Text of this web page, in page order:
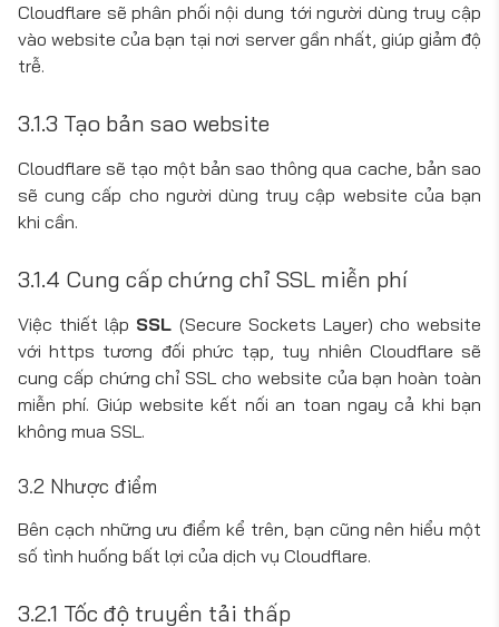
Cloudflare sẽ phân phối nội dung tới người dùng truy cập
vào website của bạn tại nơi server gần nhất, giúp giảm độ
trễ.
3.1.3 Tạo bản sao website
Cloudflare sẽ tạo một bản sao thông qua cache, bản sao
sẽ cung cấp cho người dùng truy cập website của bạn
khi cần.
3.1.4 Cung cấp chứng chỉ SSL miễn phí
Việc thiết lập SSL (Secure Sockets Layer) cho website
với https tương đối phức tạp, tuy nhiên Cloudflare sẽ
cung cấp chứng chỉ SSL cho website của bạn hoàn toàn
miễn phí. Giúp website kết nối an toan ngay cả khi bạn
không mua SSL.
3.2 Nhược điểm
Bên cạch những ưu điểm kể trên, bạn cũng nên hiểu một
số tình huống bất lợi của dịch vụ Cloudflare.
3.2.1 Tốc độ truyền tải thấp